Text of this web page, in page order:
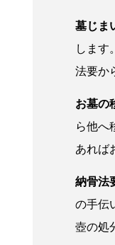
墓じま
します
法要か
お墓の
ら他へ
あれば
納骨法
の手伝
壺の処